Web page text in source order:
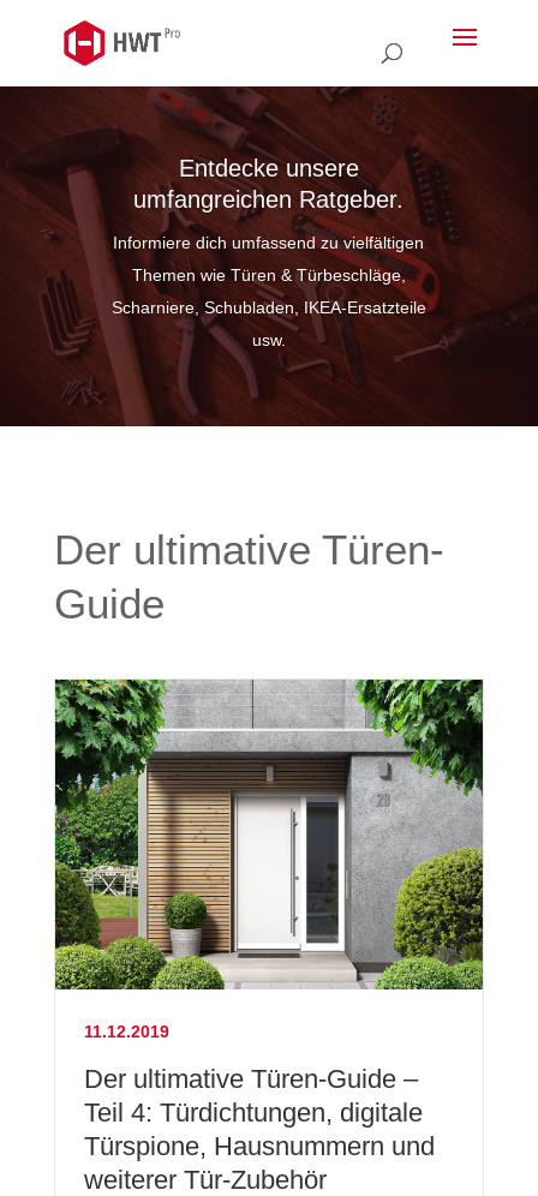
Entdecke unsere
umfangreichen Ratgeber.
Informiere dich umfassend zu vielfältigen
Themen wie Türen & Türbeschläge,
Scharniere, Schubladen, IKEA-Ersatzteile
usw.
Der ultimative Türen-
Guide
11.12.2019
Der ultimative Türen-Guide –
Teil 4: Türdichtungen, digitale
Türspione, Hausnummern und
weiterer Tür-Zubehör